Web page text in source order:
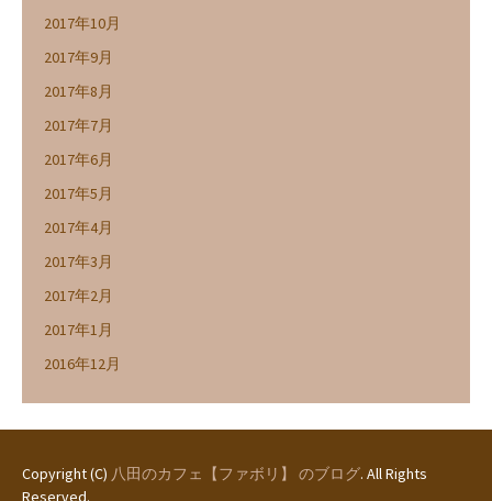
2017年10月
2017年9月
2017年8月
2017年7月
2017年6月
2017年5月
2017年4月
2017年3月
2017年2月
2017年1月
2016年12月
Copyright (C) 八田のカフェ【ファボリ】 のブログ. All Rights
Reserved.